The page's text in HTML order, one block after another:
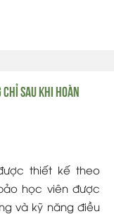
sau khi hoàn
thiết kế theo
học viên được
và kỹ năng điều